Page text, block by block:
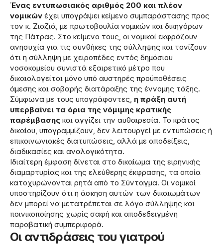
Ένας εντυπωσιακός αριθμός 200 και πλέον
νομικών έχει υπογράψει κείμενο συμπαράστασης προς
τον κ. Ζιαζιά, με πρωτοβουλία νομικών και δικηγόρων
της Πάτρας. Στο κείμενο τους, οι νομικοί εκφράζουν
ανησυχία για τις συνθήκες της σύλληψης και τονίζουν
ότι η σύλληψη με χειροπέδες εντός δημόσιου
νοσοκομείου συνιστά εξαιρετικό μέτρο που
δικαιολογείται μόνο υπό αυστηρές προϋποθέσεις
άμεσης και σοβαρής διατάραξης της έννομης τάξης.
Σύμφωνα με τους υπογράφοντες, η πράξη αυτή
υπερβαίνει τα όρια της νόμιμης κρατικής
παρέμβασης και αγγίζει την αυθαιρεσία. Το κράτος
δικαίου, υπογραμμίζουν, δεν λειτουργεί με εντυπώσεις ή
επικοινωνιακές διατυπώσεις, αλλά με αποδείξεις,
διαδικασίες και αναλογικότητα.
Ιδιαίτερη έμφαση δίνεται στο δικαίωμα της ειρηνικής
διαμαρτυρίας και της ελεύθερης έκφρασης, τα οποία
κατοχυρώνονται ρητά από το Σύνταγμα. Οι νομικοί
υποστηρίζουν ότι η άσκηση αυτών των δικαιωμάτων
δεν μπορεί να μετατρέπεται σε λόγο σύλληψης και
ποινικοποίησης χωρίς σαφή και αποδεδειγμένη
παραβατική συμπεριφορά.
Οι αντιδράσεις του γιατρού